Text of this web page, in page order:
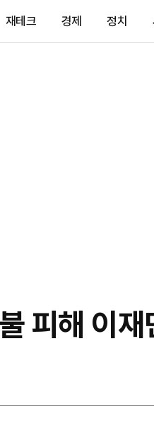
재테크 경제 정치
피해 이